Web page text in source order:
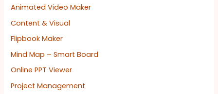
Animated Video Maker
Content & Visual
Flipbook Maker
Mind Map – Smart Board
Online PPT Viewer
Project Management